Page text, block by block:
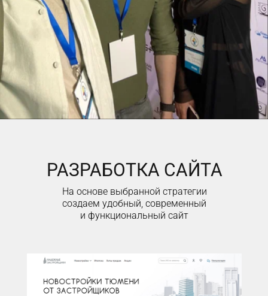
РАЗРАБОТКА САЙТА
На основе выбранной стратегии
создаем удобный, современный
и функциональный сайт